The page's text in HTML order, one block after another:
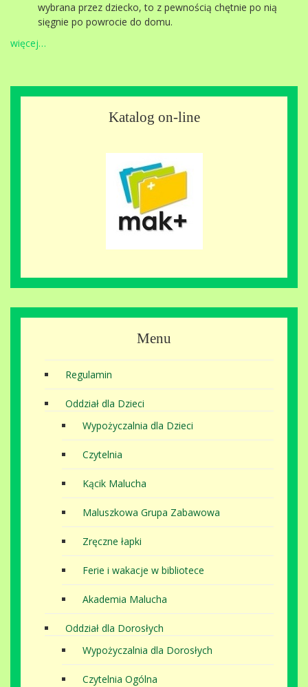
wybrana przez dziecko, to z pewnością chętnie po nią
sięgnie po powrocie do domu.
więcej…
Katalog on-line
Menu
Regulamin
Oddział dla Dzieci
Wypożyczalnia dla Dzieci
Czytelnia
Kącik Malucha
Maluszkowa Grupa Zabawowa
Zręczne łapki
Ferie i wakacje w bibliotece
Akademia Malucha
Oddział dla Dorosłych
Wypożyczalnia dla Dorosłych
Czytelnia Ogólna